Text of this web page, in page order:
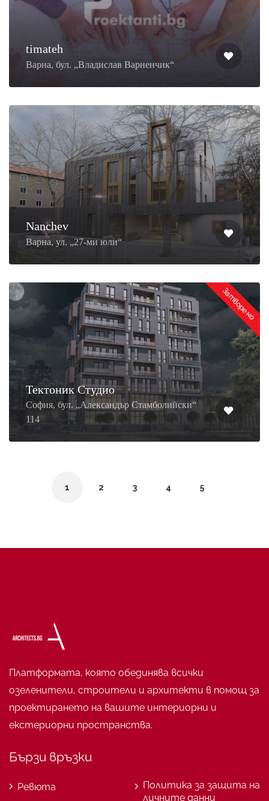
timateh
Варна, бул. „Владислав Варненчик“
Nanchev
Варна, ул. „27-ми юли“
Затворено
Тектоник Студио
София, бул. „Александър Стамболийски“
114
1 2 3 4 5
Платформата, която обединява всички
озеленители, строители и архитекти в помощ за
проектирането на вашите интериорни и
екстериорни пространства.
Бързи връзки
Ревюта
Политика за защита на
личните данни